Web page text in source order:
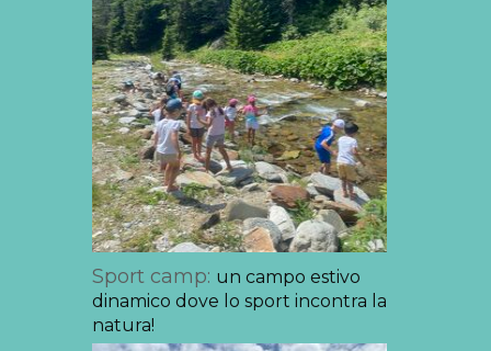
Sport camp: un campo estivo
dinamico dove lo sport incontra la
natura!